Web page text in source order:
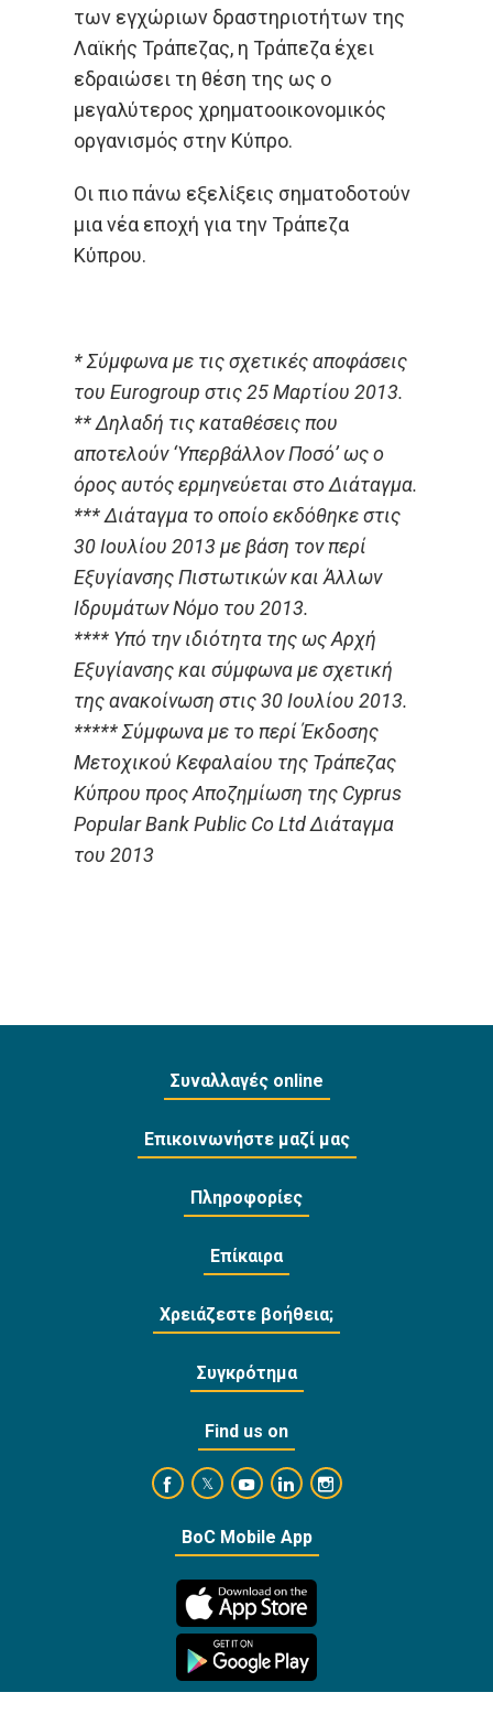
των εγχώριων δραστηριοτήτων της
Λαϊκής Τράπεζας, η Τράπεζα έχει
εδραιώσει τη θέση της ως ο
μεγαλύτερος χρηματοοικονομικός
οργανισμός στην Κύπρο.
Οι πιο πάνω εξελίξεις σηματοδοτούν
μια νέα εποχή για την Τράπεζα
Κύπρου.
* Σύμφωνα με τις σχετικές αποφάσεις
του Eurogroup στις 25 Μαρτίου 2013.
** Δηλαδή τις καταθέσεις που
αποτελούν ‘Υπερβάλλον Ποσό’ ως ο
όρος αυτός ερμηνεύεται στο Διάταγμα.
*** Διάταγμα το οποίο εκδόθηκε στις
30 Ιουλίου 2013 με βάση τον περί
Εξυγίανσης Πιστωτικών και Άλλων
Ιδρυμάτων Νόμο του 2013.
**** Υπό την ιδιότητα της ως Αρχή
Εξυγίανσης και σύμφωνα με σχετική
της ανακοίνωση στις 30 Ιουλίου 2013.
***** Σύμφωνα με το περί Έκδοσης
Μετοχικού Κεφαλαίου της Τράπεζας
Κύπρου προς Αποζημίωση της Cyprus
Popular Bank Public Co Ltd Διάταγμα
του 2013
Συναλλαγές online
Επικοινωνήστε μαζί μας
Πληροφορίες
Επίκαιρα
Χρειάζεστε βοήθεια;
Συγκρότημα
Find us on
https://www.facebook.com/
https://twitter.com/bankofcyprus_
https://www.youtube.com/user/
https://www.linkedin.com/
https://
BoC Mobile App